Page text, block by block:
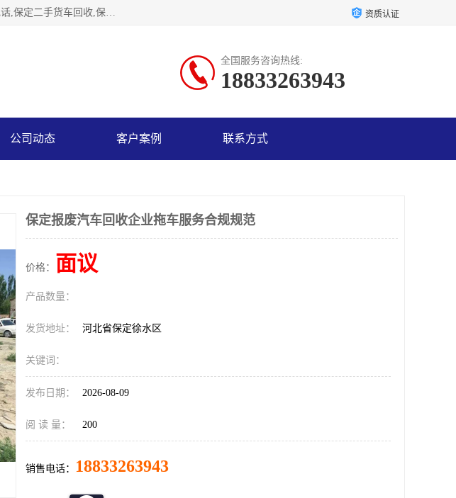
保定辉领再生资源回收有限公司主要经营保定旧车回收，保定报废汽车回收，保定报废汽车回收公司电话,保定二手货车回收,保定黄标车回收, 保定黄标车回收，保定哪里收报废车，保定废旧汽车回收，保定汽车报废手续办理，保定汽车解体厂。将通过采取区域限行促进淘汰、经济补助激励新、加大上路*法处罚、加强达标排放监管等综合措施，对老旧机动车逐步实行末位淘汰，加快老旧机动车淘汰新 资质认证
全国服务咨询热线:
18833263943
公司动态 客户案例 联系方式
保定报废汽车回收企业拖车服务合规规范
价格： 面议
产品数量：
发货地址： 河北省保定徐水区
关键词：
发布日期： 2026-08-09
阅 读 量： 200
销售电话： 18833263943